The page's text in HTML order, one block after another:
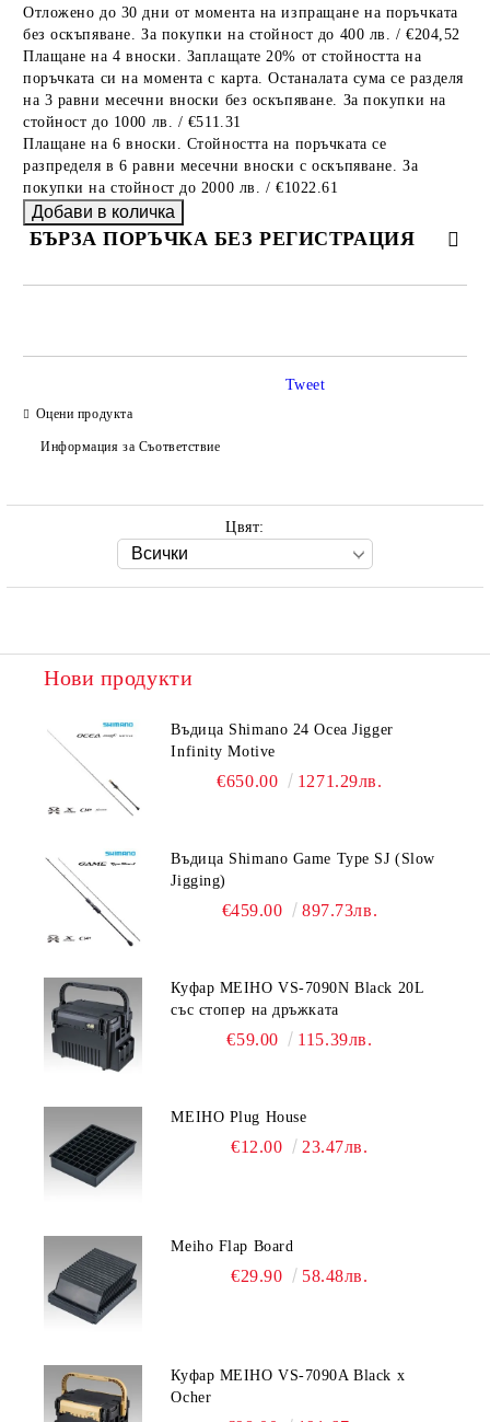
Отложено до 30 дни от момента на изпращане на поръчката
без оскъпяване. За покупки на стойност до 400 лв. / €204,52
Плащане на 4 вноски. Заплащате 20% от стойността на
поръчката си на момента с карта. Останалата сума се разделя
на 3 равни месечни вноски без оскъпяване. За покупки на
стойност до 1000 лв. / €511.31
Плащане на 6 вноски. Стойността на поръчката се
разпределя в 6 равни месечни вноски с оскъпяване. За
покупки на стойност до 2000 лв. / €1022.61
БЪРЗА ПОРЪЧКА БЕЗ РЕГИСТРАЦИЯ
Ние ще се свържем с вас в рамките на работния ден.
Оцени продукта
Информация за Съответствие
Tweet
Цвят:
Нови продукти
Въдица Shimano 24 Ocea Jigger
Infinity Motive
€650.00 1271.29лв.
Въдица Shimano Game Type SJ (Slow
Jigging)
€459.00 897.73лв.
Куфар MEIHO VS-7090N Black 20L
със стопер на дръжката
€59.00 115.39лв.
MEIHO Plug House
€12.00 23.47лв.
Meiho Flap Board
€29.90 58.48лв.
Куфар MEIHO VS-7090A Black x
Ocher